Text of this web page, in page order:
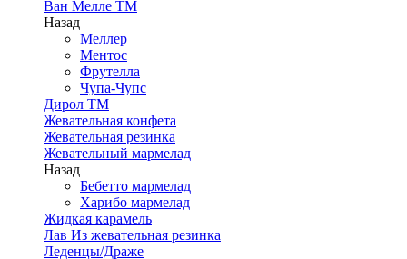
Ван Мелле ТМ
Назад
Меллер
Ментос
Фрутелла
Чупа-Чупс
Дирол ТМ
Жевательная конфета
Жевательная резинка
Жевательный мармелад
Назад
Бебетто мармелад
Харибо мармелад
Жидкая карамель
Лав Из жевательная резинка
Леденцы/Драже